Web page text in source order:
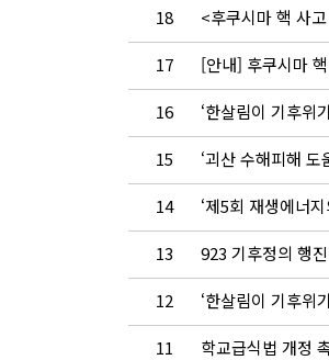
18 <후쿠시마 핵 사
17 [안내] 후쿠시마
16 ‘한살림이 기후위
15 ‘괴산 수해피해 도
14 ‘제5회 재생에너
13 923 기후정의 행진
12 ‘한살림이 기후위
11 학교급식법 개정